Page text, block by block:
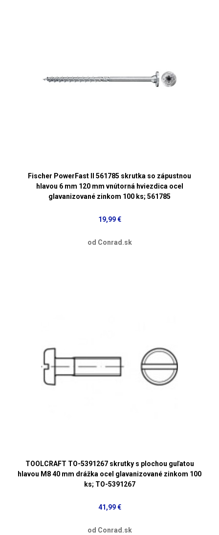
Fischer PowerFast II 561785 skrutka so zápustnou
hlavou 6 mm 120 mm vnútorná hviezdica ocel
glavanizované zinkom 100 ks; 561785
19,99 €
od Conrad.sk
TOOLCRAFT TO-5391267 skrutky s plochou guľatou
hlavou M8 40 mm drážka ocel glavanizované zinkom 100
ks; TO-5391267
41,99 €
od Conrad.sk